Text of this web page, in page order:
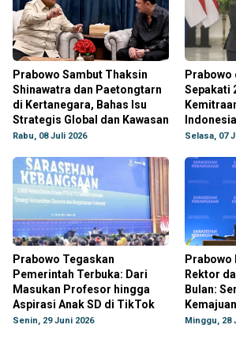
Prabowo Sambut Thaksin
Shinawatra dan Paetongtarn
di Kertanegara, Bahas Isu
Strategis Global dan Kawasan
Rabu, 08 Juli 2026
Prabowo
Sepakati
Selasa, 07
Prabowo Tegaskan
Pemerintah Terbuka: Dari
Masukan Profesor hingga
Aspirasi Anak SD di TikTok
Senin, 29 Juni 2026
Prabowo
Rektor
Bulan:
Minggu, 28